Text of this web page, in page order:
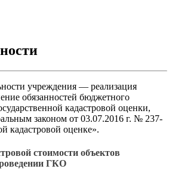
учреждения — реализация
обязанностей бюджетного
кадастровой оценки,
законом от 03.07.2016 г. № 237-
кадастровой оценке».
стоимости объектов
ГКО